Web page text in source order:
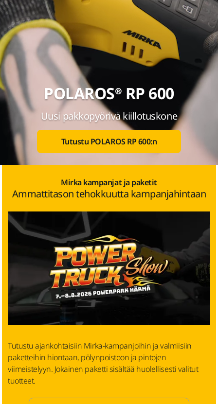
POLAROS® RP 600
Uusi pakkopyörivä kiillotuskone
Tutustu POLAROS RP 600:n
Mirka kampanjat ja paketit
Ammattitason tehokkuutta kampanjahintaan
Tutustu ajankohtaisiin Mirka-kampanjoihin ja valmiisiin
paketteihin hiontaan, pölynpoistoon ja pintojen
viimeistelyyn. Jokainen paketti sisältää huolellisesti valitut
tuotteet.